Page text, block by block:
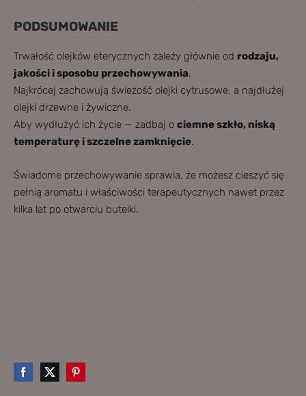
PODSUMOWANIE
Trwałość olejków eterycznych zależy głównie od rodzaju,
jakości i sposobu przechowywania.
Najkrócej zachowują świeżość olejki cytrusowe, a najdłużej
olejki drzewne i żywiczne.
Aby wydłużyć ich życie — zadbaj o ciemne szkło, niską
temperaturę i szczelne zamknięcie.
Świadome przechowywanie sprawia, że możesz cieszyć się
pełnią aromatu i właściwości terapeutycznych nawet przez
kilka lat po otwarciu butelki.